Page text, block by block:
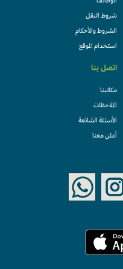
شروط النقل
الشروط والأحكام
استخدام الموقع
اتصل بنا
مكاتبنا
الملاحظات
الأسئلة الشائعة
أعلن معنا